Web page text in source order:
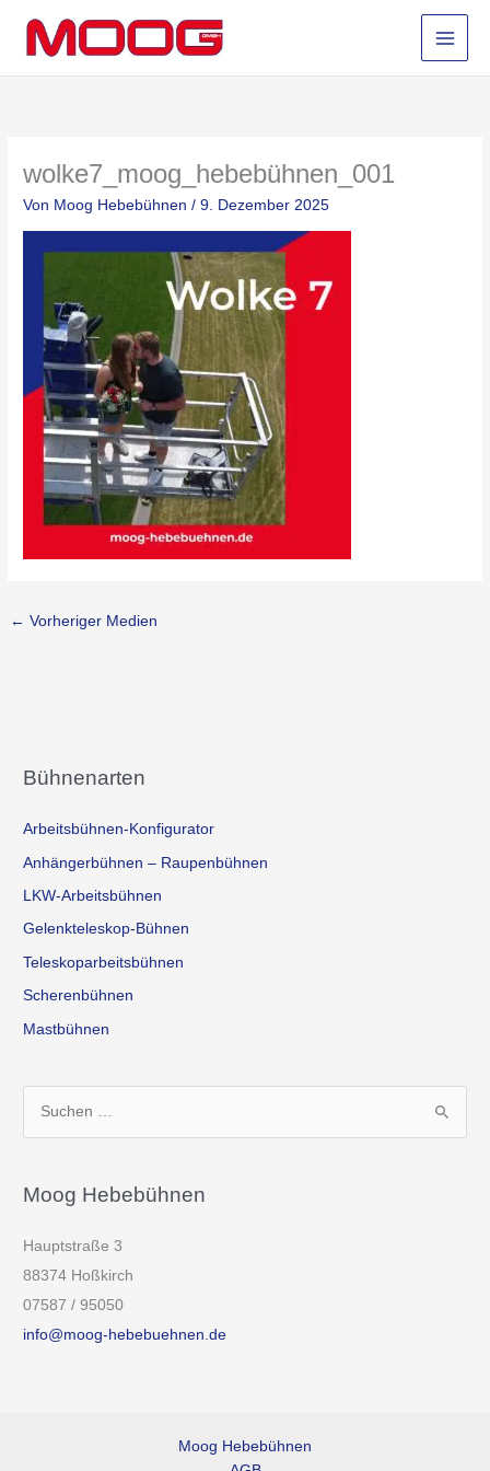
Inhalt
springen
wolke7_moog_hebebühnen_001
Von Moog Hebebühnen/9. Dezember 2025
← Vorheriger Medien
Bühnenarten
Arbeitsbühnen-Konfigurator
Anhängerbühnen – Raupenbühnen
LKW-Arbeitsbühnen
Gelenkteleskop-Bühnen
Teleskoparbeitsbühnen
Scherenbühnen
Mastbühnen
h
n
n
a
c
Moog Hebebühnen
Hauptstraße 3
88374 Hoßkirch
07587 / 95050
info@moog-hebebuehnen.de
Moog Hebebühnen